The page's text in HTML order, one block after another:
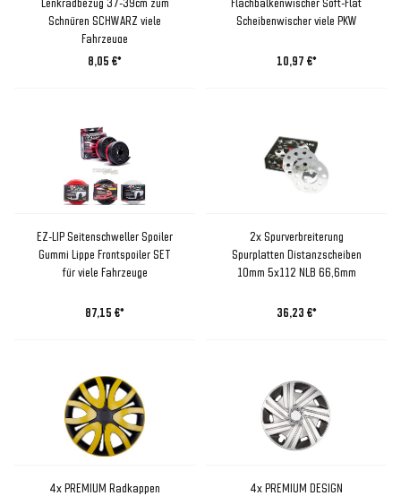
Schnüren SCHWARZ viele
Fahrzeuge
8,05 €*
Scheibenwischer viele PKW
10,97 €*
EZ-LIP Seitenschweller Spoiler
Gummi Lippe Frontspoiler SET
für viele Fahrzeuge
87,15 €*
2x Spurverbreiterung
Spurplatten Distanzscheiben
10mm 5x112 NLB 66,6mm
36,23 €*
4x PREMIUM Radkappen
4x PREMIUM DESIGN